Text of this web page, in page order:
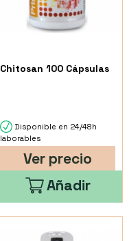
Chitosan 100 Cápsulas
Disponible en 24/48h
laborables
Ver precio
Añadir